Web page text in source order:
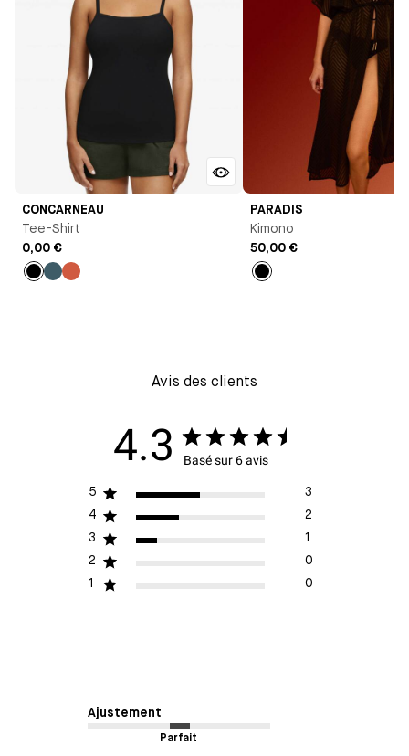
CONCARNEAU
Tee-Shirt
0,00 €
PARADIS
Kimono
50,00 €
Avis des clients
4.3 Basé sur 6 avis
5
3
4
2
3
1
2
0
1
0
Ajustement
Parfait